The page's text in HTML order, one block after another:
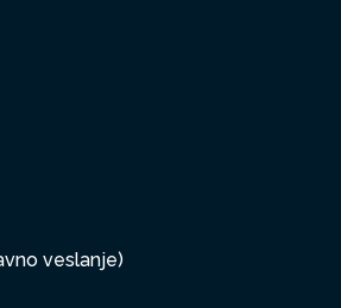
veslanje)